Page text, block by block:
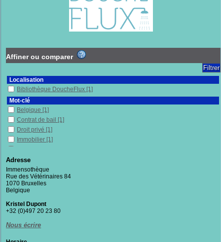
Affiner ou comparer
Localisation
Bibliothèque DoucheFlux [1]
Mot-clé
Belgique [1]
Contrat de bail
[1]
Droit privé [1]
Immobilier [1]
Section
Documentaires
Adresse
Immensothèque
Rue des Vétérinaires 84
1070 Bruxelles
Belgique
Kristel Dupont
+32 (0)497 20 23 80
Nous écrire